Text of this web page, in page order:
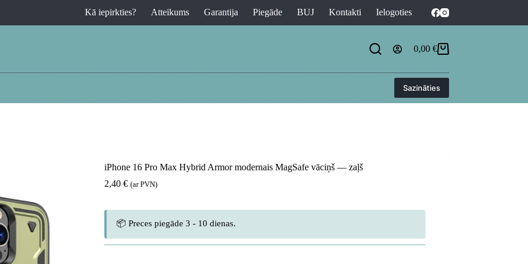
Kā iepirkties? Atteikums Garantija Piegāde BUJ Kontakti Ielogoties
Shopping
0,00 €
Sazināties
iPhone 16 Pro Max Hybrid Armor modernais MagSafe vāciņš — zaļš
2,40 € (ar PVN)
📦 Preces piegāde 3 - 10 dienas.